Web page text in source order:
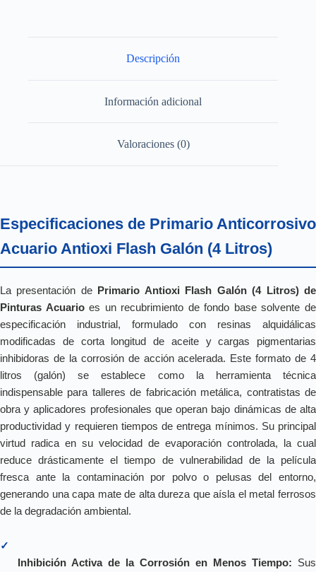
Descripción
Información adicional
Valoraciones (0)
Especificaciones de Primario Anticorrosivo
Acuario Antioxi Flash Galón (4 Litros)
La presentación de Primario Antioxi Flash Galón (4 Litros) de
Pinturas Acuarioes un recubrimiento de fondo base solvente de
especificación industrial, formulado con resinas alquidálicas
modificadas de corta longitud de aceite y cargas pigmentarias
inhibidoras de la corrosión de acción acelerada. Este formato de 4
litros (galón) se establece como la herramienta técnica
indispensable para talleres de fabricación metálica, contratistas de
obra y aplicadores profesionales que operan bajo dinámicas de alta
productividad y requieren tiempos de entrega mínimos. Su principal
virtud radica en su velocidad de evaporación controlada, la cual
reduce drásticamente el tiempo de vulnerabilidad de la película
fresca ante la contaminación por polvo o pelusas del entorno,
generando una capa mate de alta dureza que aísla el metal ferrosos
de la degradación ambiental.
✓
Inhibición Activa de la Corrosión en Menos Tiempo: Sus